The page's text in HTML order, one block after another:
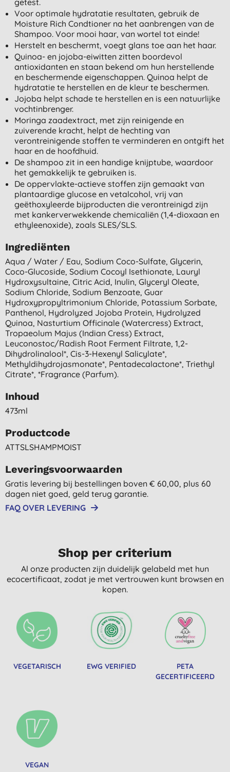
Voor optimale hydratatie resultaten, gebruik de
Moisture Rich Condtioner na het aanbrengen van de
Shampoo. Voor mooi haar, van wortel tot einde!
Herstelt en beschermt, voegt glans toe aan het haar.
Quinoa- en jojoba-eiwitten zitten boordevol
antioxidanten en staan bekend om hun herstellende
en beschermende eigenschappen. Quinoa helpt de
hydratatie te herstellen en de kleur te beschermen.
Jojoba helpt schade te herstellen en is een natuurlijke
vochtinbrenger.
Moringa zaadextract, met zijn reinigende en
zuiverende kracht, helpt de hechting van
verontreinigende stoffen te verminderen en ontgift het
haar en de hoofdhuid.
De shampoo zit in een handige knijptube, waardoor
het gemakkelijk te gebruiken is.
De oppervlakte-actieve stoffen zijn gemaakt van
plantaardige glucose en vetalcohol, vrij van
geëthoxyleerde bijproducten die verontreinigd zijn
met kankerverwekkende chemicaliën (1,4-dioxaan en
ethyleenoxide), zoals SLES/SLS.
Ingrediënten
Aqua / Water / Eau, Sodium Coco-Sulfate, Glycerin,
Coco-Glucoside, Sodium Cocoyl Isethionate, Lauryl
Hydroxysultaine, Citric Acid, Inulin, Glyceryl Oleate,
Sodium Chloride, Sodium Benzoate, Guar
Hydroxypropyltrimonium Chloride, Potassium Sorbate,
Panthenol, Hydrolyzed Jojoba Protein, Hydrolyzed
Quinoa, Nasturtium Officinale (watercress) Extract,
Tropaeolum Majus (indian Cress) Extract,
Leuconostoc/radish Root Ferment Filtrate, 1,2-
Dihydrolinalool*, Cis-3-Hexenyl Salicylate*,
Methyldihydrojasmonate*, Pentadecalactone*, Triethyl
Citrate*, *fragrance (parfum).
Inhoud
473ml
Productcode
ATTSLSHAMPMOIST
Leveringsvoorwaarden
Gratis levering bij bestellingen boven € 60,00, plus 60
dagen niet goed, geld terug garantie.
FAQ OVER LEVERING
Shop per criterium
Al onze producten zijn duidelijk gelabeld met hun
ecocertificaat, zodat je met vertrouwen kunt browsen en
kopen.
VEGETARISCH EWG VERIFIED
PETA
GECERTIFICEERD
VEGAN